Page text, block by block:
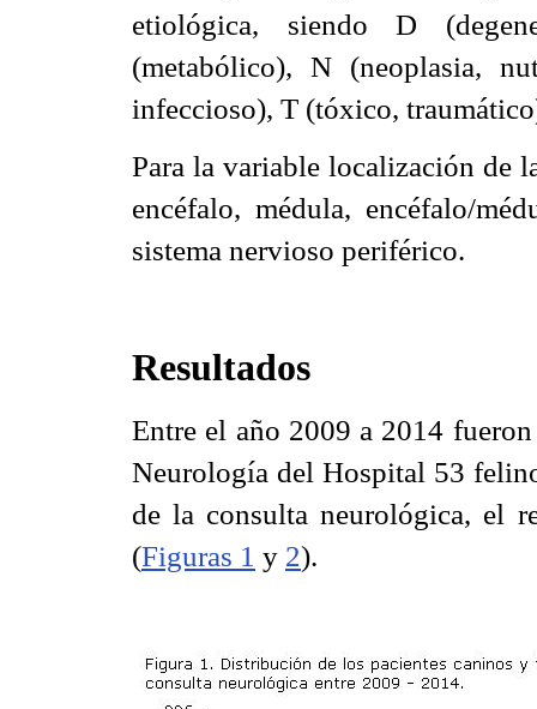
etiológica, siendo D
(metabólico), N (neoplasia,
infeccioso), T (tóxico,
Para la variable localización de
encéfalo, médula, encéfalo/
sistema nervioso periférico.
Resultados
Entre el año 2009 a 2014
Neurología del Hospital 53
de la consulta neurológica, el
(Figuras 1 y 2).